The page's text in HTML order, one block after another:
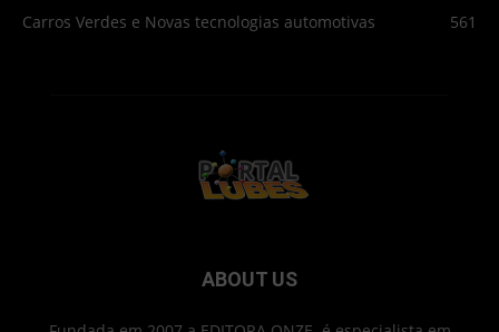
Carros Verdes e Novas tecnologias automotivas
561
ABOUT US